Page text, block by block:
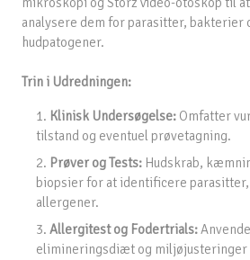
analysere dem for parasitter, bakterier
hudpatogener.
Trin i Udredningen:
1. Klinisk Undersøgelse: Omfatter
tilstand og eventuel prøvetagning.
2. Prøver og Tests: Hudskrab,
biopsier for at identificere
allergener.
3. Allergitest og Fodertrials:
elimineringsdiæt og